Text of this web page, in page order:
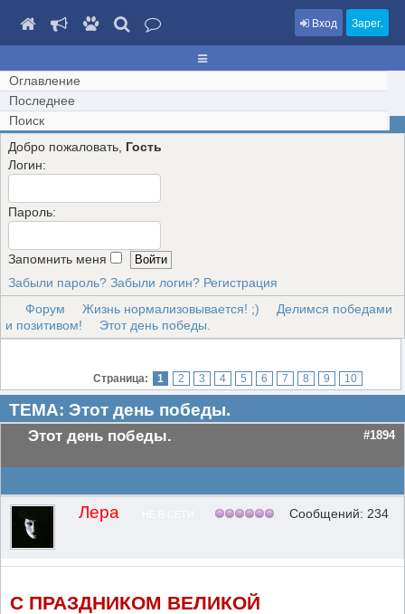
Вход Зарег.
Оглавление
Последнее
Поиск
Добро пожаловать, Гость
Логин:
Пароль:
Запомнить меня
Забыли пароль? Забыли логин? Регистрация
Форум
Жизнь нормализовывается! ;)
Делимся победами
и позитивом!
Этот день победы.
Страница: 1 2 3 4 5 6 7 8 9 10
ТЕМА: Этот день победы.
Этот день победы. #1894
Лера Сообщений: 234
С ПРАЗДНИКОМ ВЕЛИКОЙ